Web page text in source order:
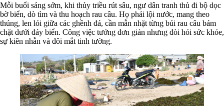
Mỗi buổi sáng sớm, khi thủy triều rút sâu, ngư dân tranh thủ đi bộ dọc
bờ biển, dò tìm và thu hoạch rau câu. Họ phải lội nước, mang theo
thúng, len lỏi giữa các ghềnh đá, cần mẫn nhặt từng búi rau câu bám
chặt dưới đáy biển. Công việc tưởng đơn giản nhưng đòi hỏi sức khỏe,
sự kiên nhẫn và đôi mắt tinh tường.